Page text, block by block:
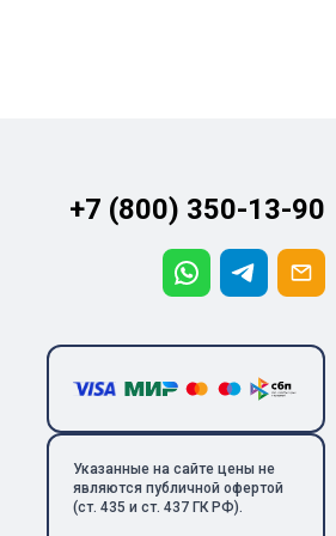
+7 (800) 350-13-90
Указанные на сайте цены не
являются публичной офертой
(ст. 435 и ст. 437 ГК РФ).